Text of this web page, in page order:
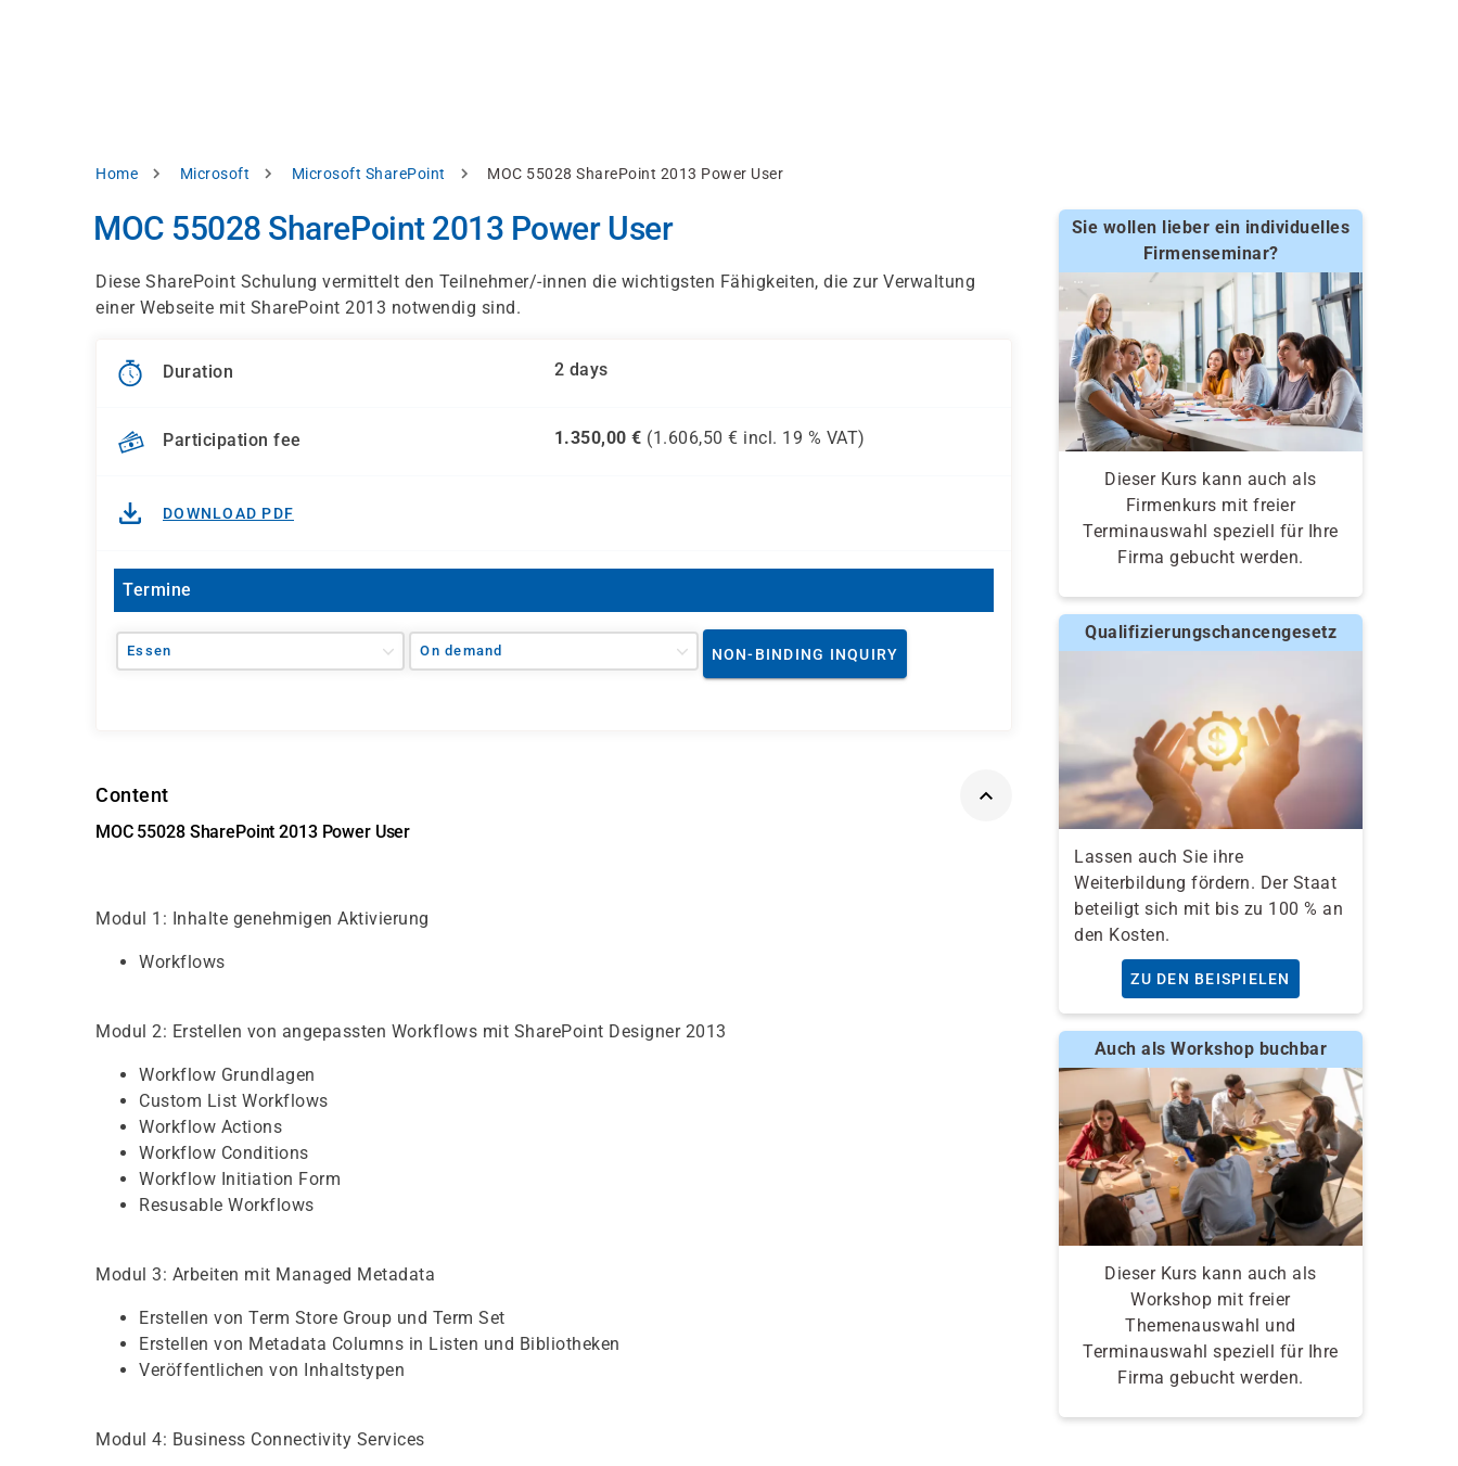
Breadcrumb
Home Microsoft Microsoft SharePoint MOC 55028 SharePoint 2013 Power User
MOC 55028 SharePoint 2013 Power User
Diese SharePoint Schulung vermittelt den Teilnehmer/-innen die wichtigsten Fähigkeiten, die zur Verwaltung
einer Webseite mit SharePoint 2013 notwendig sind.
Duration 2 days
Participation fee 1.350,00 € (1.606,50 € incl. 19 % VAT)
DOWNLOAD PDF
Termine
Essen On demand NON-BINDING INQUIRY
Content
MOC 55028 SharePoint 2013 Power User
Modul 1: Inhalte genehmigen Aktivierung
Workflows
Modul 2: Erstellen von angepassten Workflows mit SharePoint Designer 2013
Workflow Grundlagen
Custom List Workflows
Workflow Actions
Workflow Conditions
Workflow Initiation Form
Resusable Workflows
Modul 3: Arbeiten mit Managed Metadata
Erstellen von Term Store Group und Term Set
Erstellen von Metadata Columns in Listen und Bibliotheken
Veröffentlichen von Inhaltstypen
Modul 4: Business Connectivity Services
Sie wollen lieber ein individuelles
Firmenseminar?
Dieser Kurs kann auch als
Firmenkurs mit freier
Terminauswahl speziell für Ihre
Firma gebucht werden.
Qualifizierungschancengesetz
Lassen auch Sie ihre
Weiterbildung fördern. Der Staat
beteiligt sich mit bis zu 100 % an
den Kosten.
ZU DEN BEISPIELEN
Auch als Workshop buchbar
Dieser Kurs kann auch als
Workshop mit freier
Themenauswahl und
Terminauswahl speziell für Ihre
Firma gebucht werden.